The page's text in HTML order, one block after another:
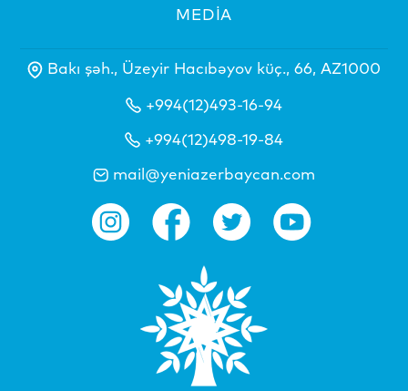
MEDİA
Bakı şəh., Üzeyir Hacıbəyov küç., 66, AZ1000
+994(12)493-16-94
+994(12)498-19-84
mail@yeniazerbaycan.com